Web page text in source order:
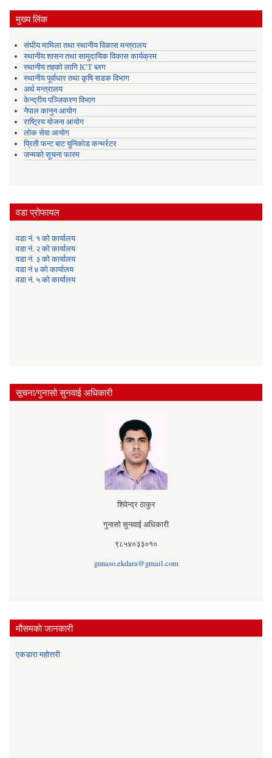
मुख्य लिंक
संघीय मामिला तथा स्थानीय विकास मन्त्रालय
स्थानीय शासन तथा सामुदायिक विकास कार्यक्रम
स्थानीय तहको लागि ICT ब्लग
स्थानीय पूर्वाधार तथा कृषि सडक विभाग
अर्थ मन्त्रालय
केन्द्रीय पञ्जिकरण विभाग
नेपाल कानुन आयोग
राष्ट्रिय योजना आयोग
लोक सेवा आयोग
प्रिती फन्ट बाट युनिकोड कन्भर्रटर
जन्मको सूचना फारम
वडा प्रोफायल
वडा नं. १ को कार्यालय
वडा नं. २ को कार्यालय
वडा नं. ३ को कार्यालय
वडा नं ४ को कार्यालय
वडा नं. ५ को कार्यालय
सूचना/गुनासो सुनवाई अधिकारी
शिवेन्द्र ठाकुर
गुनासो सुनवाई अधिकारी
९८५४०३३०१०
gunaso.ekdara@gmail.com
मौसमकाे जानकारी
एकडारा महोत्तरी